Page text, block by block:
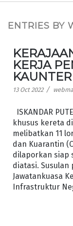
ENTRIES BY
KERJA
13 Oct 2022 /
ISKANDAR
khusus kereta
melibatkan 11
dan Kuarantin
dilaporkan siap
diatasi.
Jawatankuasa
Infrastruktur